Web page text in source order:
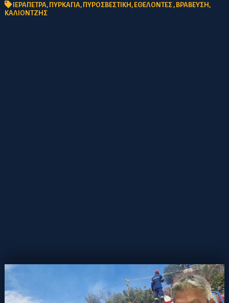
ΙΕΡΑΠΕΤΡΑ, ΠΥΡΚΑΓΙΑ, ΠΥΡΟΣΒΕΣΤΙΚΗ, ΕΘΕΛΟΝΤΕΣ, ΒΡΑΒΕΥΣΗ,
ΚΑΛΙΟΝΤΖΗΣ